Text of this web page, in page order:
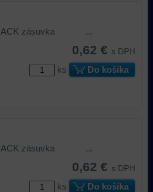
JACK zásuvka ...
0,62 € s DPH
ks Do košíka
JACK zásuvka ...
0,62 € s DPH
ks Do košíka